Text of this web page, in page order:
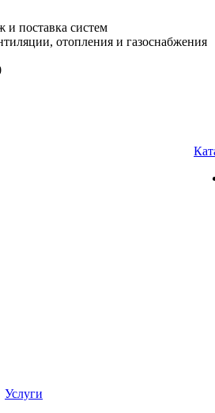
и поставка систем
отопления и газоснабжения
Услуги